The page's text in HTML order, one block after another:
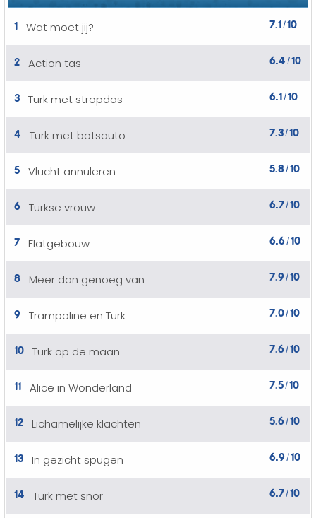
1 Wat moet jij? 7.1/10
2 Action tas 6.4 /10
3 Turk met stropdas 6.1/10
4 Turk met botsauto 7.3/10
5 Vlucht annuleren 5.8/10
6 Turkse vrouw 6.7/10
7 Flatgebouw 6.6 /10
8 Meer dan genoeg van 7.9 /10
9 Trampoline en Turk 7.0/10
10 Turk op de maan 7.6 /10
11 Alice in Wonderland 7.5/10
12 Lichamelijke klachten 5.6 /10
13 In gezicht spugen 6.9 /10
14 Turk met snor 6.7/10